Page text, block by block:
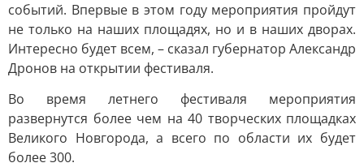
событий. Впервые в этом году мероприятия пройдут
не только на наших площадях, но и в наших дворах.
Интересно будет всем, – сказал губернатор Александр
Дронов на открытии фестиваля.
Во время летнего фестиваля мероприятия
развернутся более чем на 40 творческих площадках
Великого Новгорода, а всего по области их будет
более 300.